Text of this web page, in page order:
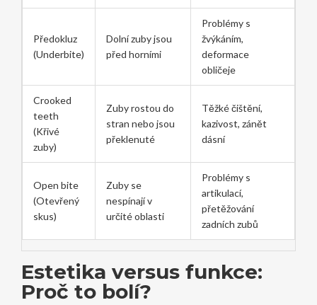
Předokluz
(Underbite)
Dolní zuby jsou
před horními
Problémy s
žvýkáním,
deformace
obličeje
Crooked
teeth
(Křivé
zuby)
Zuby rostou do
stran nebo jsou
překlenuté
Těžké čištění,
kazivost, zánět
dásní
Open bite
(Otevřený
skus)
Zuby se
nespínají v
určité oblasti
Problémy s
artikulací,
přetěžování
zadních zubů
Estetika versus funkce:
Proč to bolí?